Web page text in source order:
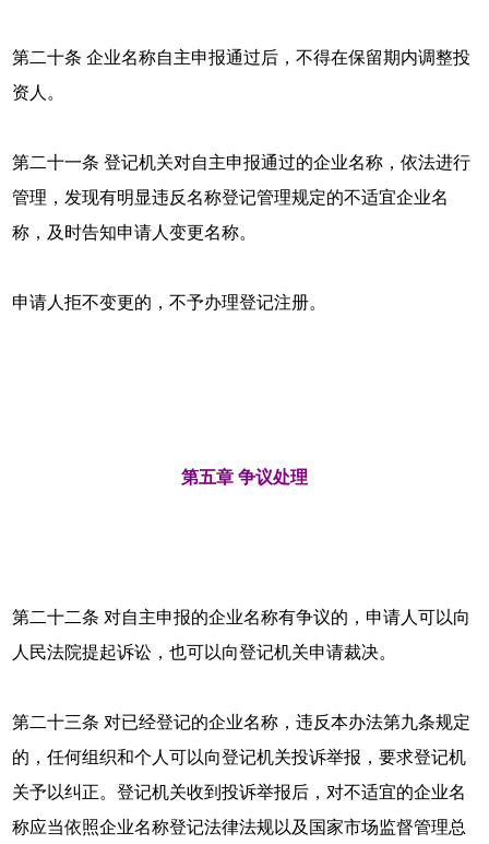
第二十条 企业名称自主申报通过后，不得在保留期内调整投
资人。
第二十一条 登记机关对自主申报通过的企业名称，依法进行
管理，发现有明显违反名称登记管理规定的不适宜企业名
称，及时告知申请人变更名称。
申请人拒不变更的，不予办理登记注册。
第五章 争议处理
第二十二条 对自主申报的企业名称有争议的，申请人可以向
人民法院提起诉讼，也可以向登记机关申请裁决。
第二十三条 对已经登记的企业名称，违反本办法第九条规定
的，任何组织和个人可以向登记机关投诉举报，要求登记机
关予以纠正。登记机关收到投诉举报后，对不适宜的企业名
称应当依照企业名称登记法律法规以及国家市场监督管理总